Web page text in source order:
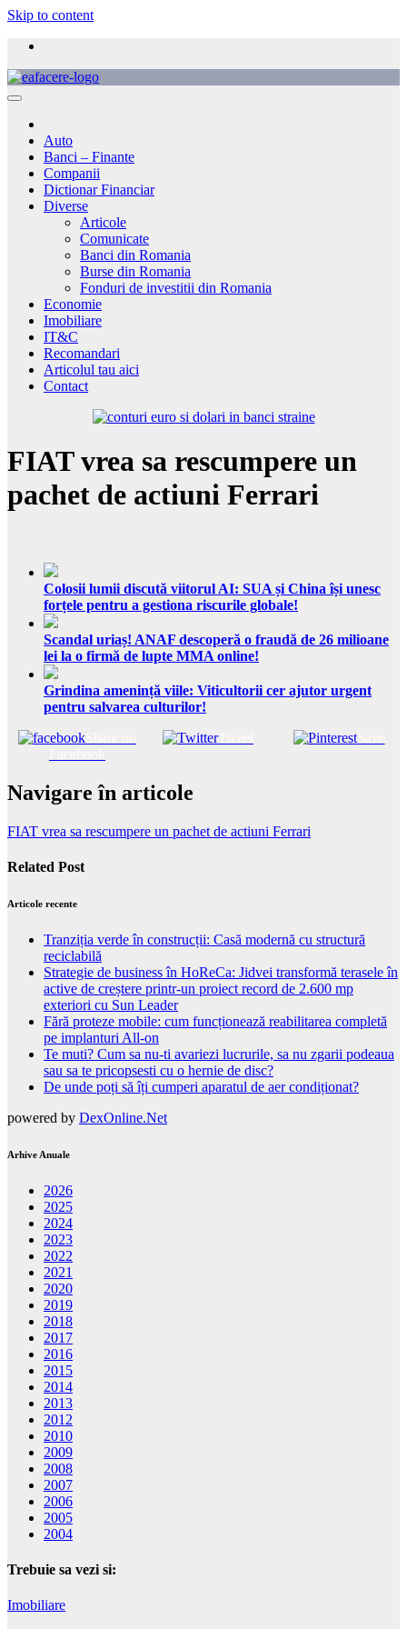
Skip to content
Auto
Banci – Finante
Companii
Dictionar Financiar
Diverse
Articole
Comunicate
Banci din Romania
Burse din Romania
Fonduri de investitii din Romania
Economie
Imobiliare
IT&C
Recomandari
Articolul tau aici
Contact
FIAT vrea sa rescumpere un
pachet de actiuni Ferrari
Colosii lumii discută viitorul AI: SUA și China își unesc
forțele pentru a gestiona riscurile globale!
Scandal uriaș! ANAF descoperă o fraudă de 26 milioane
lei la o firmă de lupte MMA online!
Grindina amenință viile: Viticultorii cer ajutor urgent
pentru salvarea culturilor!
Tweet Save
Navigare în articole
FIAT vrea sa rescumpere un pachet de actiuni Ferrari
Related Post
Articole recente
Tranziția verde în construcții: Casă modernă cu structură
reciclabilă
Strategie de business în HoReCa: Jidvei transformă terasele în
active de creștere printr-un proiect record de 2.600 mp
exteriori cu Sun Leader
Fără proteze mobile: cum funcționează reabilitarea completă
pe implanturi All-on
Te muti? Cum sa nu-ti avariezi lucrurile, sa nu zgarii podeaua
sau sa te pricopsesti cu o hernie de disc?
De unde poți să îți cumperi aparatul de aer condiționat?
powered by DexOnline.Net
Arhive Anuale
2026
2025
2024
2023
2022
2021
2020
2019
2018
2017
2016
2015
2014
2013
2012
2010
2009
2008
2007
2006
2005
2004
Trebuie sa vezi si:
Imobiliare